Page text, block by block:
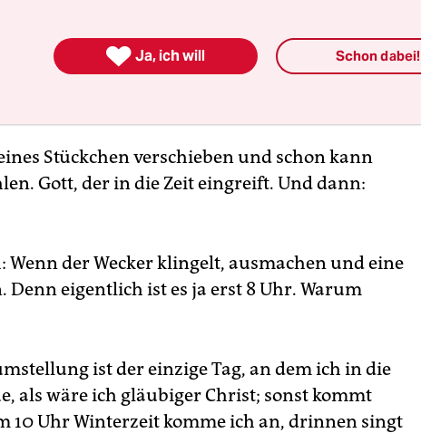
Stückchen verschieben und schon kann
Gott, der in die Zeit eingreift. Und dann:
Wenn der Wecker klingelt, ausmachen und eine
Denn eigentlich ist es ja erst 8 Uhr. Warum
ist der einzige Tag, an dem ich in die
als wäre ich gläubiger Christ; sonst kommt
10 Uhr Winterzeit komme ich an, drinnen singt
 Ja, ich will Schon dabei!